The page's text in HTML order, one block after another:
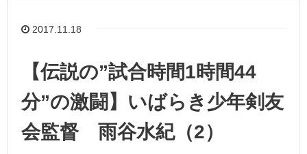
2017.11.18
【伝説の”試合時間1時間44
分”の激闘】いばらき少年剣友
会監督 雨谷水紀（2）